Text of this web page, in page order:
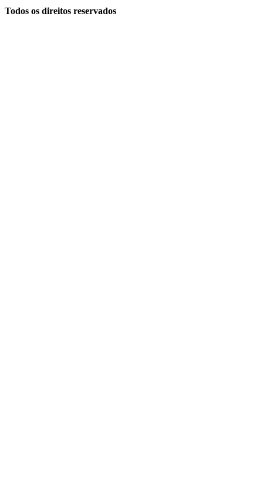
Todos os direitos reservados